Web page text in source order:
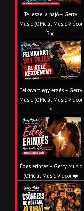
Te leszel a hajó – Gerry
Music (Official Music Video)
?☀️
Felkavart egy érzés – Gerry
Music (Official Music Video)
⚡
Édes érintés – Gerry Music
(Official Music Video) ❤️